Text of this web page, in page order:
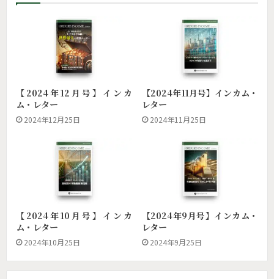
【2024年12月号】インカ
ム・レター
2024年12月25日
【2024年11月号】インカム・
レター
2024年11月25日
【2024年10月号】インカ
ム・レター
2024年10月25日
【2024年9月号】インカム・
レター
2024年9月25日